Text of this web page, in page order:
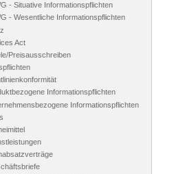
- Situative Informationspflichten
- Wesentliche Informationspflichten
Act
Preisausschreiben
Informationspflichten
Informationspflichten